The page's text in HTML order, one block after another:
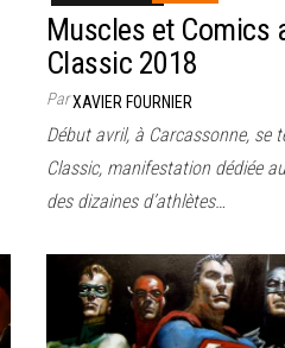
Muscles et Comics
Classic 2018
ParXAVIER FOURNIER
Début avril, à Carcassonne, se
Classic, manifestation dédiée
des dizaines d’athlètes…